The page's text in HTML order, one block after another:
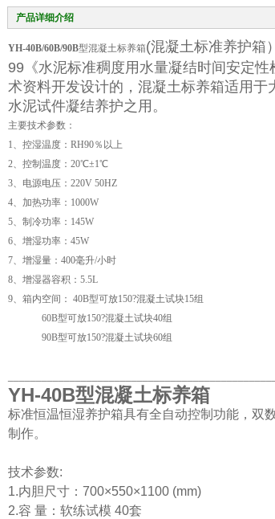
产品详细介绍
YH-40B/60B/90B型混凝土标养箱(混凝土标准养护箱
99《水泥标准稠度用水量凝结时间安定
术资料开发设计的，混凝土标养箱适用于
水泥试件凝结养护之用。
主要技术参数：
1、控湿温度：RH90％以上
2、控制温度：20℃±1℃
3、电源电压：220V 50HZ
4、加热功率：1000W
5、制冷功率：145W
6、增湿功率：45W
7、增湿量：400毫升/小时
8、增湿器容积：5.5L
9、箱内空间： 40B型可放150?混凝土试块15组
60B型可放150?混凝土试块40组
90B型可放150?混凝土试块60组
YH-40B型混凝土标养箱
标准恒温恒湿养护箱具有全自动控制功能，双
制作。
技术参数:
1.内胆尺寸：700×550×1100 (mm)
2.容 量：软练试模 40套